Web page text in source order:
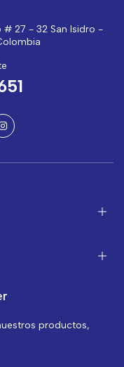
# 27 - 32 San Isidro -
productos,